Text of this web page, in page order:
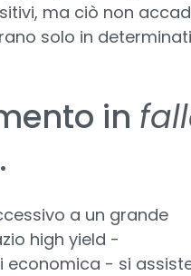
ma ciò non
solo in determinati
in
a un grande
high yield -
economica - si